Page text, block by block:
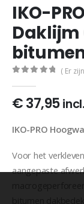
IKO-
( Er
€37,95
IKO-PRO
Voor het
aangepaste